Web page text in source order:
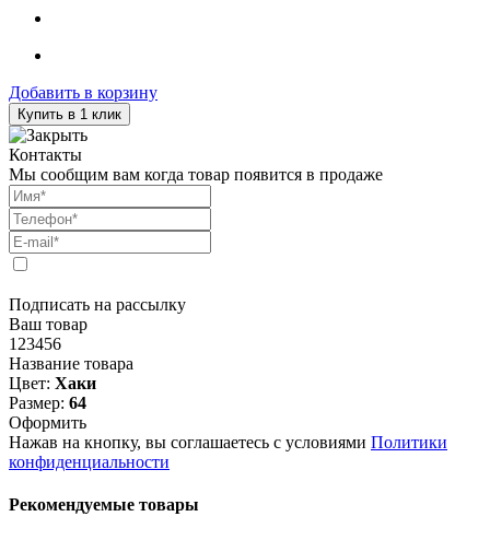
Добавить в корзину
Купить в 1 клик
Контакты
Мы сообщим вам когда товар появится в продаже
Подписать на рассылку
Ваш товар
123456
Название товара
Цвет: Хаки
Размер: 64
Оформить
Нажав на кнопку, вы соглашаетесь с условиями Политики
конфиденциальности
Рекомендуемые товары